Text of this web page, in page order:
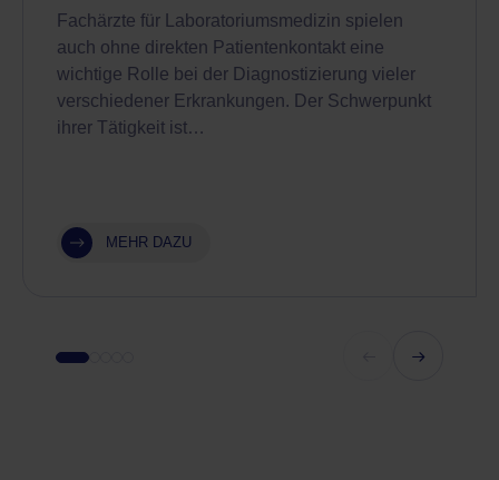
Fachärzte für Laboratoriumsmedizin spielen
auch ohne direkten Patientenkontakt eine
wichtige Rolle bei der Diagnostizierung vieler
verschiedener Erkrankungen. Der Schwerpunkt
ihrer Tätigkeit ist…
MEHR DAZU